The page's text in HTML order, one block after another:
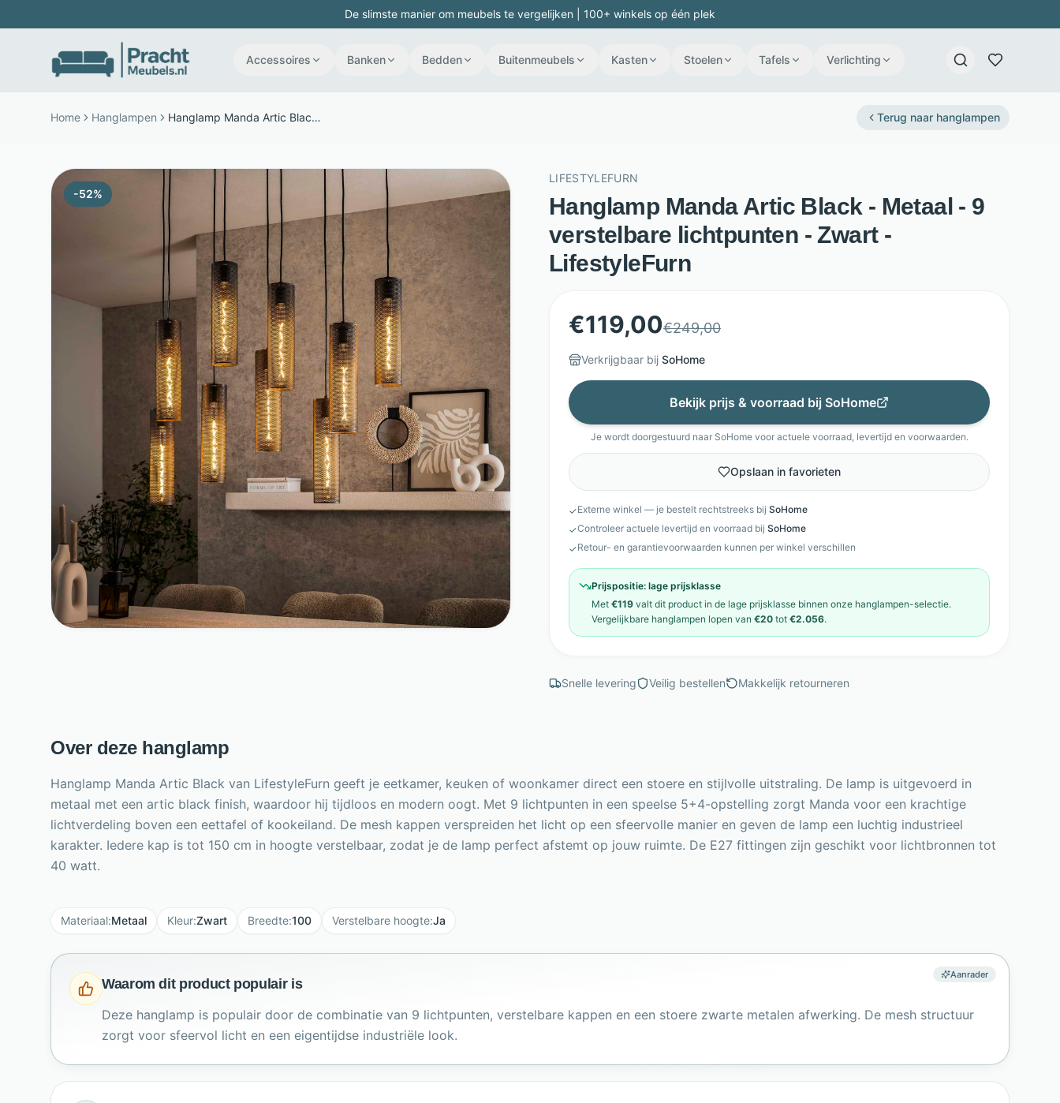
De slimste manier om meubels te vergelijken | 100+ winkels op één plek
Accessoires Banken Bedden Buitenmeubels Kasten Stoelen Tafels Verlichting
Home Hanglampen Hanglamp Manda Artic Black - Metaal - 9 verstelbare lichtpunten - Zwart - LifestyleFurn Terug naar hanglampen
-52%
LIFESTYLEFURN
Hanglamp Manda Artic Black - Metaal - 9
verstelbare lichtpunten - Zwart -
LifestyleFurn
€119,00€249,00
Verkrijgbaar bij SoHome
Bekijk prijs & voorraad bij SoHome
Je wordt doorgestuurd naar SoHomevoor actuele voorraad, levertijd en voorwaarden.
Opslaan in favorieten
✓Externe winkel — je bestelt rechtstreeks bij SoHome
✓Controleer actuele levertijd en voorraad bij SoHome
✓Retour- en garantievoorwaarden kunnen per winkel verschillen
Prijspositie: lage prijsklasse
Met €119 valt dit product in de lage prijsklasse binnen onze hanglampen-selectie.
Vergelijkbare hanglampen lopen van €20 tot €2.056.
Snelle levering Veilig bestellen Makkelijk retourneren
Over deze hanglamp
Hanglamp Manda Artic Black van LifestyleFurn geeft je eetkamer, keuken of woonkamer direct een stoere en stijlvolle uitstraling. De lamp is uitgevoerd in
metaal met een artic black finish, waardoor hij tijdloos en modern oogt. Met 9 lichtpunten in een speelse 5+4-opstelling zorgt Manda voor een krachtige
lichtverdeling boven een eettafel of kookeiland. De mesh kappen verspreiden het licht op een sfeervolle manier en geven de lamp een luchtig industrieel
karakter. Iedere kap is tot 150 cm in hoogte verstelbaar, zodat je de lamp perfect afstemt op jouw ruimte. De E27 fittingen zijn geschikt voor lichtbronnen tot
40 watt.
Materiaal:Metaal Kleur:Zwart Breedte:100 Verstelbare hoogte:Ja
Aanrader
Waarom dit product populair is
Deze hanglamp is populair door de combinatie van 9 lichtpunten, verstelbare kappen en een stoere zwarte metalen afwerking. De mesh structuur
zorgt voor sfeervol licht en een eigentijdse industriële look.